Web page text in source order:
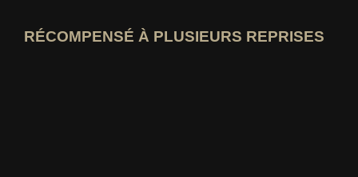
RÉCOMPENSÉ À PLUSIEURS REPRISES